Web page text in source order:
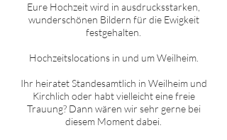
Eure Hochzeit wird in ausdrucksstarken,
wunderschönen Bildern für die Ewigkeit
festgehalten.
Hochzeitslocations in und umWeilheim.
Ihr heiratet Standesamtlich in Weilheimund
Kirchlich oder habt vielleicht eine freie
Trauung? Dann wären wir sehr gerne bei
diesem Moment dabei.